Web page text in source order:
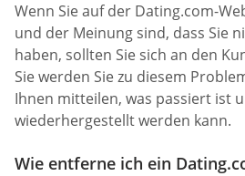
Wenn Sie auf der Dating.com-
und der Meinung sind, dass Sie
haben, sollten Sie sich an den
Sie werden Sie zu diesem
Ihnen mitteilen, was passiert ist
wiederhergestellt werden kann.
Wie entferne ich ein